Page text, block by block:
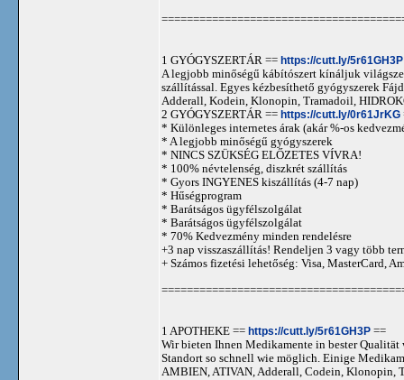
1 GYÓGYSZERTÁR == https://cutt.ly/5r61GH3P
A legjobb minőségű kábítószert kínáljuk
szállítással. Egyes kézbesíthető gyógyszerek
Adderall, Kodein, Klonopin, Tramadoil,
2 GYÓGYSZERTÁR == https://cutt.ly/0r61JrKG
* Különleges internetes árak (akár %-os
* A legjobb minőségű gyógyszerek
* NINCS SZÜKSÉG ELŐZETES VÍVRA!
* 100% névtelenség, diszkrét szállítás
* Gyors INGYENES kiszállítás (4-7 nap)
* Hűségprogram
* Barátságos ügyfélszolgálat
* Barátságos ügyfélszolgálat
* 70% Kedvezmény minden rendelésre
+3 nap visszaszállítás! Rendeljen 3 vagy több
+ Számos fizetési lehetőség: Visa, MasterCard,
1 APOTHEKE == https://cutt.ly/5r61GH3P ==
Wir bieten Ihnen Medikamente in bester
Standort so schnell wie möglich. Einige
AMBIEN, ATIVAN, Adderall, Codein, Klonopin,